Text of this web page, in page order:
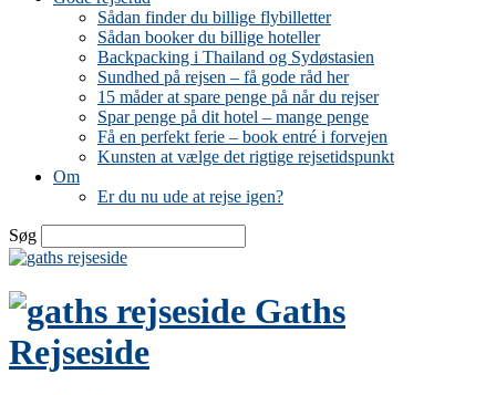
Sådan finder du billige flybilletter
Sådan booker du billige hoteller
Backpacking i Thailand og Sydøstasien
Sundhed på rejsen – få gode råd her
15 måder at spare penge på når du rejser
Spar penge på dit hotel – mange penge
Få en perfekt ferie – book entré i forvejen
Kunsten at vælge det rigtige rejsetidspunkt
Om
Er du nu ude at rejse igen?
Søg
Gaths
Rejseside